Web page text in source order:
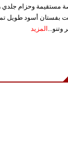
مستقيمة وحزام جلدي
بفستان أسود طويل
وتنو... المزيد